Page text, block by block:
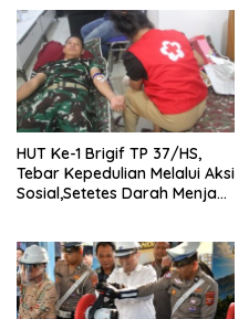
HUT Ke-1 Brigif TP 37/HS,
Tebar Kepedulian Melalui Aksi
Sosial,Setetes Darah Menjadi